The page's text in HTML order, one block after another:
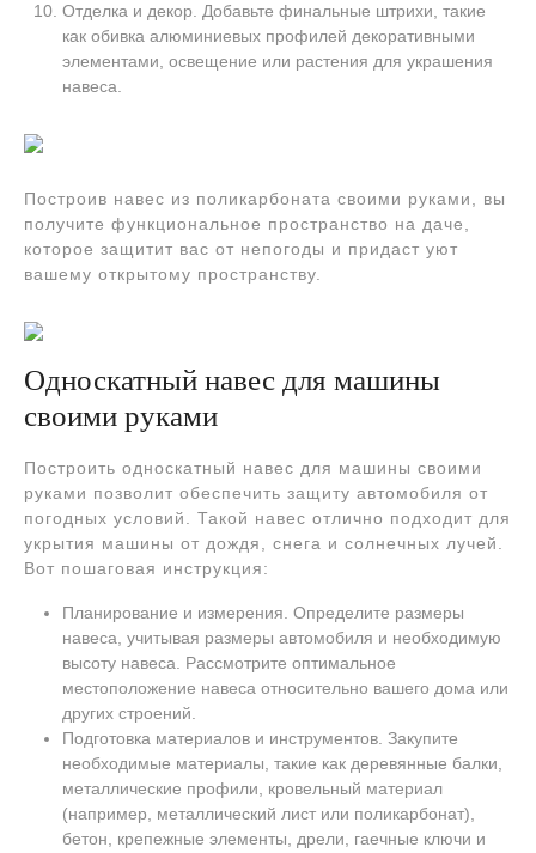
Отделка и декор. Добавьте финальные штрихи, такие
как обивка алюминиевых профилей декоративными
элементами, освещение или растения для украшения
навеса.
Построив навес из поликарбоната своими руками, вы
получите функциональное пространство на даче,
которое защитит вас от непогоды и придаст уют
вашему открытому пространству.
Односкатный навес для машины
своими руками
Построить односкатный навес для машины своими
руками позволит обеспечить защиту автомобиля от
погодных условий. Такой навес отлично подходит для
укрытия машины от дождя, снега и солнечных лучей.
Вот пошаговая инструкция:
Планирование и измерения. Определите размеры
навеса, учитывая размеры автомобиля и необходимую
высоту навеса. Рассмотрите оптимальное
местоположение навеса относительно вашего дома или
других строений.
Подготовка материалов и инструментов. Закупите
необходимые материалы, такие как деревянные балки,
металлические профили, кровельный материал
(например, металлический лист или поликарбонат),
бетон, крепежные элементы, дрели, гаечные ключи и